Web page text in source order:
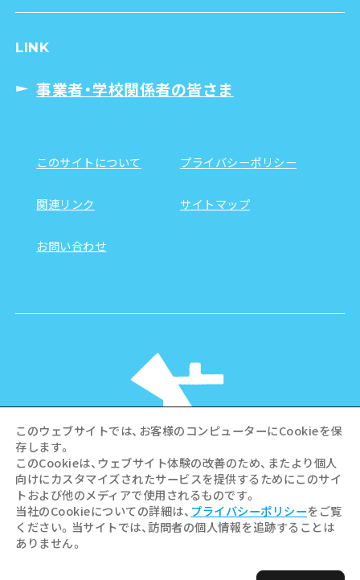
LINK
事業者・学校関係者の皆さま
このサイトについて プライバシーポリシー
関連リンク サイトマップ
お問い合わせ
©Hiroshima Tourism Association /
Hiroshima Prefecture / Hiroshima City .
All rights reserved
このウェブサイトでは、お客様のコンピューターにCookieを保
存します。
このCookieは、ウェブサイト体験の改善のため、またより個人
向けにカスタマイズされたサービスを提供するためにこのサイ
トおよび他のメディアで使用されるものです。
当社のCookieについての詳細は、 プライバシーポリシーをご覧
ください。当サイトでは、訪問者の個人情報を追跡することは
ありません。